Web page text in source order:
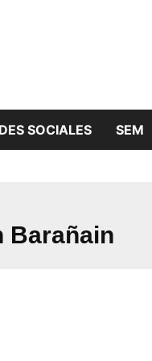
SOCIALES SEM
Barañain